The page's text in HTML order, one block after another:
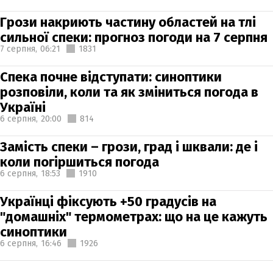
Грози накриють частину областей на тлі
сильної спеки: прогноз погоди на 7 серпня
7 серпня, 06:21 1831
Спека почне відступати: синоптики
розповіли, коли та як зміниться погода в
Україні
6 серпня, 20:00 814
Замість спеки – грози, град і шквали: де і
коли погіршиться погода
6 серпня, 18:53 1910
Українці фіксують +50 градусів на
"домашніх" термометрах: що на це кажуть
синоптики
6 серпня, 16:46 1926